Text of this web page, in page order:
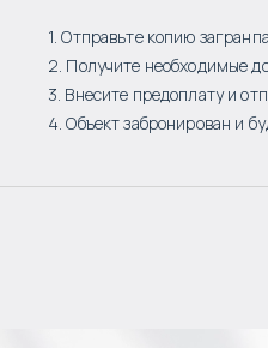
1. Отправьте копию
2. Получите необходимые
3. Внесите предоплату и
4. Объект забронирован и